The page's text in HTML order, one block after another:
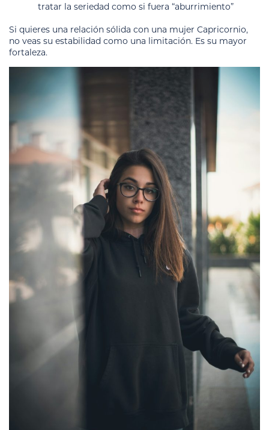
tratar la seriedad como si fuera “aburrimiento”
Si quieres una relación sólida con una mujer Capricornio,
no veas su estabilidad como una limitación. Es su mayor
fortaleza.